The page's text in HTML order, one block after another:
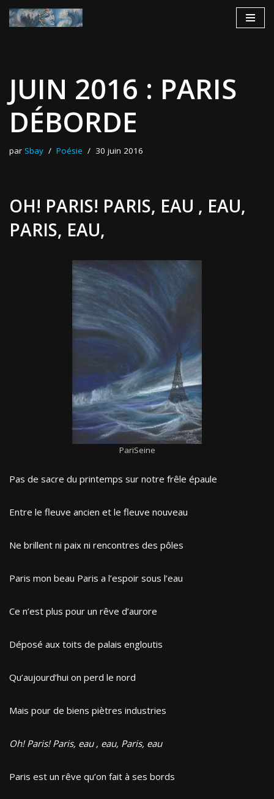
JUIN 2016 : PARIS
DÉBORDE
par Sbay Poésie 30 juin 2016
OH! PARIS! PARIS, EAU , EAU,
PARIS, EAU,
PariSeine
Pas de sacre du printemps sur notre frêle épaule
Entre le fleuve ancien et le fleuve nouveau
Ne brillent ni paix ni rencontres des pôles
Paris mon beau Paris a l’espoir sous l’eau
Ce n’est plus pour un rêve d’aurore
Déposé aux toits de palais engloutis
Qu’aujourd’hui on perd le nord
Mais pour de biens piètres industries
Oh! Paris! Paris, eau , eau, Paris, eau
Paris est un rêve qu’on fait à ses bords